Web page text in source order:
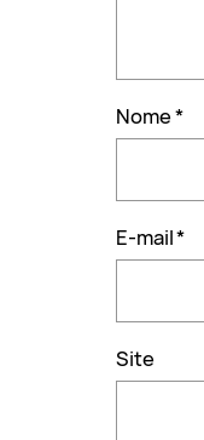
Nome*
E-mail*
Site